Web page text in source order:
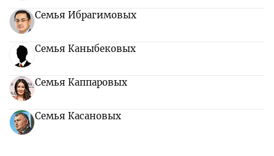
Семья Ибрагимовых
Семья Каныбековых
Семья Каппаровых
Семья Касановых